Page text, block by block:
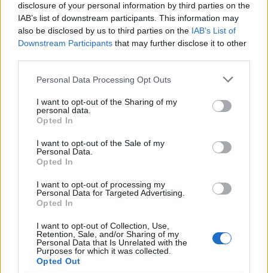
disclosure of your personal information by third parties on the
IAB’s list of downstream participants. This information may
also be disclosed by us to third parties on the IAB’s List of
Downstream Participants that may further disclose it to other
Please note that this website/app uses one or more Google
not limited to your visit or usage behaviour. You may click to
grant or deny consent to Google and its third-party tags to
use your data for below specified purposes in below Google
consent section.
Personal Data Processing Opt Outs
I want to opt-out of the Sharing of my
personal data.
Opted In
I want to opt-out of the Sale of my
Personal Data.
Opted In
I want to opt-out of processing my
Personal Data for Targeted Advertising.
Opted In
I want to opt-out of Collection, Use,
Retention, Sale, and/or Sharing of my
Personal Data that Is Unrelated with the
Purposes for which it was collected.
Opted Out
Ο Πρόεδρος του Μαυροβουνίου, Μίλο
Τζουκάνοβιτς, πρέπει τώρα να ορίσει έναν νέο